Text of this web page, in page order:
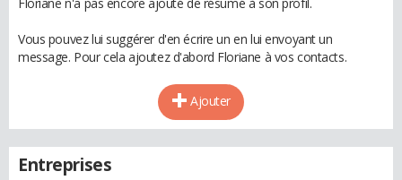
Vous pouvez lui suggérer d'en écrire un en lui envoyant un
message. Pour cela ajoutez d'abord Floriane à vos contacts.
Ajouter
Entreprises